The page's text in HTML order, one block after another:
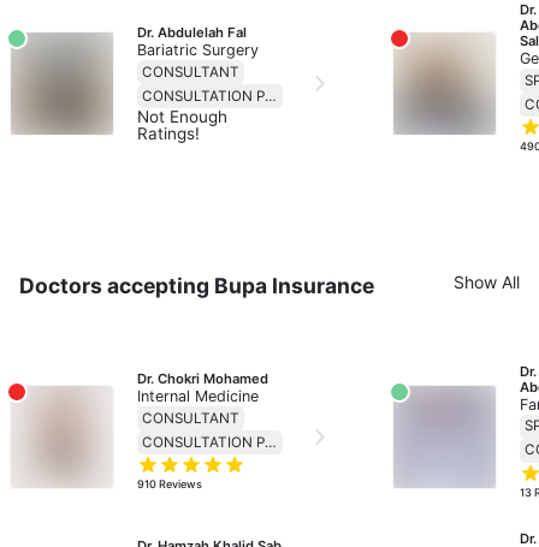
Dr. Abdulelah Fal
Bariatric Surgery
CONSULTANT
CONSULTATION PRICE 299
Not Enough
Ratings!
Doctors accepting Bupa Insurance Show All
Dr. Chokri Mohamed
Internal Medicine
CONSULTANT
CONSULTATION PRICE 230
910 Reviews
13